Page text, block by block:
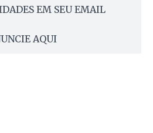
EM SEU EMAIL
AQUI